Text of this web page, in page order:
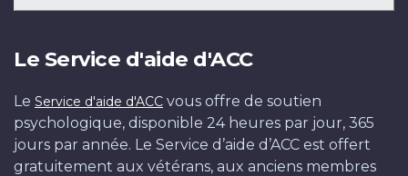
Le Service d'aide d'ACC
Le Service d'aide d'ACC vous offre de soutien
psychologique, disponible 24 heures par jour, 365
jours par année. Le Service d’aide d’ACC est offert
gratuitement aux vétérans, aux anciens membres